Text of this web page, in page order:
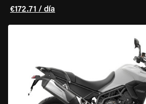
€172.71 / día